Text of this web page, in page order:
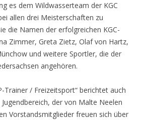
es dem Wildwasserteam der KGC
allen drei Meisterschaften zu
die Namen der erfolgreichen KGC-
Zimmer, Greta Zietz, Olaf von Hartz,
und weitere Sportler, die der
angehören.
Trainer / Freizeitsport“ berichtet auch
der von Malte Neelen
Vorstandsmitglieder freuen sich über